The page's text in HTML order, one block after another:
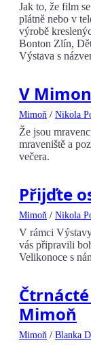
Jak to, že film
plátně nebo v
výrobě
Bonton Zlín,
Výstava s
V
Mimoň / Nikola
Že jsou
mraveniště a
večera.
Přijďte
Mimoň / Nikola
V rámci
vás připravili
Velikonoce s
Mimoň
Mimoň / Blanka